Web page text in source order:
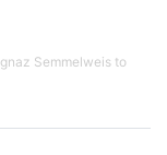
Semmelweis to